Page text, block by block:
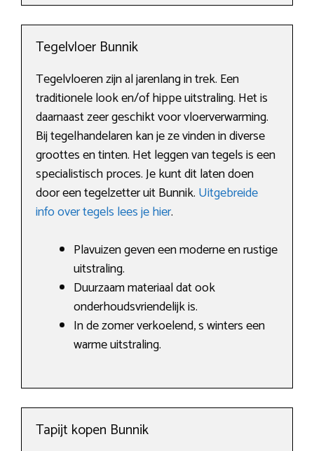
Tegelvloer Bunnik
Tegelvloeren zijn al jarenlang in trek. Een
traditionele look en/of hippe uitstraling. Het is
daarnaast zeer geschikt voor vloerverwarming.
Bij tegelhandelaren kan je ze vinden in diverse
groottes en tinten. Het leggen van tegels is een
specialistisch proces. Je kunt dit laten doen
door een tegelzetter uit Bunnik. Uitgebreide
info over tegels lees je hier.
Plavuizen geven een moderne en rustige
uitstraling.
Duurzaam materiaal dat ook
onderhoudsvriendelijk is.
In de zomer verkoelend, s winters een
warme uitstraling.
Tapijt kopen Bunnik